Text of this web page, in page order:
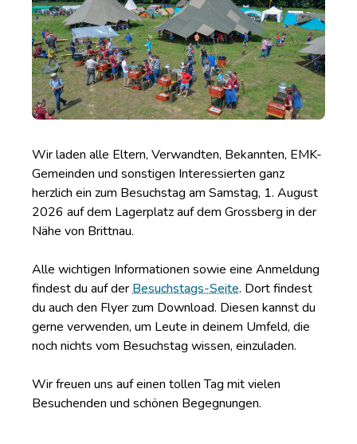
Wir laden alle Eltern, Verwandten, Bekannten, EMK-
Gemeinden und sonstigen Interessierten ganz
herzlich ein zum Besuchstag am Samstag, 1. August
2026 auf dem Lagerplatz auf dem Grossberg in der
Nähe von Brittnau.
Alle wichtigen Informationen sowie eine Anmeldung
findest du auf derBesuchstags-Seite. Dort findest
du auch den Flyer zum Download. Diesen kannst du
gerne verwenden, um Leute in deinem Umfeld, die
noch nichts vom Besuchstag wissen, einzuladen.
Wir freuen uns auf einen tollen Tag mit vielen
Besuchenden und schönen Begegnungen.